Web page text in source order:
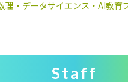
理・データサイエンス・AI教育
Staff